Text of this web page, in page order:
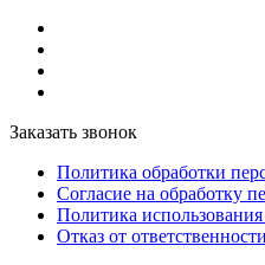
Заказать звонок
Политика обработки
Согласие на обработку
Политика
Отказ от ответственности